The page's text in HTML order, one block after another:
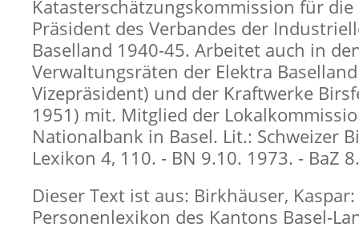
Katasterschätzungskommission für
Präsident des Verbandes der
Baselland 1940-45. Arbeitet auch in
Verwaltungsräten der Elektra
Vizepräsident) und der Kraftwerke
1951) mit. Mitglied der
Nationalbank in Basel. Lit.: Schweizer
Lexikon 4, 110. - BN 9.10. 1973. - BaZ
Dieser Text ist aus: Birkhäuser, Kaspar:
Personenlexikon des Kantons Basel-